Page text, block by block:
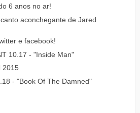
6 anos no ar!
aconchegante de Jared
e facebook!
10.17 - "Inside Man"
2015
- "Book Of The Damned"